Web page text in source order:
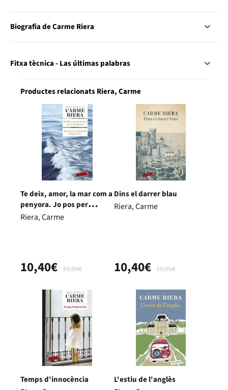
Biografia de Carme Riera
Fitxa tècnica - Las últimas palabras
Productes relacionats Riera, Carme
Te deix, amor, la mar com a
penyora. Jo pos per
testimoni les gavines
Riera, Carme
10,95€
10,40€
Dins el darrer blau
Riera, Carme
10,95€
10,40€
Temps d'innocència L'estiu de l'anglès